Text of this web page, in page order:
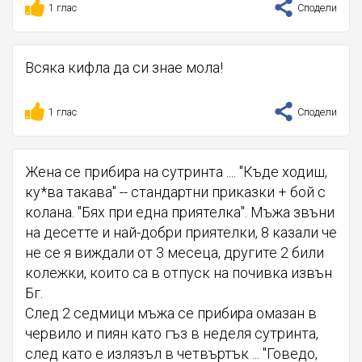
1 глас Сподели
Всяка кифла да си знае мола!
1 глас Сподели
Жена се прибира на сутринта .... "Къде ходиш,
ку*ва такава" -- стандартни приказки + бой с
колана. "Бях при една приятелка". Мъжа звъни
на десетте и най-добри приятелки, 8 казали че
не се я виждали от 3 месеца, другите 2 били
колежки, които са в отпуск на почивка извън
Бг.
След 2 седмици мъжа се прибира омазан в
червило и пиян като гъз в неделя сутринта,
след като е излязъл в четвъртък ... "Говедо,